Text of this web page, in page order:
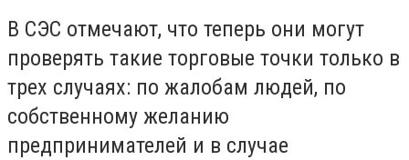
В СЭС отмечают, что теперь они могут
проверять такие торговые точки только в
трех случаях: по жалобам людей, по
собственному желанию
предпринимателей и в случае